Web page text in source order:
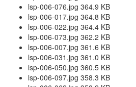
lsp-006-076.jpg 364.9 KB
lsp-006-017.jpg 364.8 KB
lsp-006-022.jpg 364.4 KB
lsp-006-073.jpg 362.2 KB
lsp-006-007.jpg 361.6 KB
lsp-006-031.jpg 361.0 KB
lsp-006-050.jpg 360.5 KB
lsp-006-097.jpg 358.3 KB